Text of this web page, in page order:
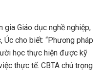
gia Giáo dục nghề nghiệp,
cho biết: “Phương pháp
học thực hiện được kỹ
thực tế. CBTA chú trọng